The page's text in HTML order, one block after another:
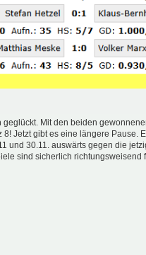
Mit den beiden
Jetzt gibt es eine längere Pause.
und 30.11. auswärts gegen die
sind sicherlich richtungsweisend